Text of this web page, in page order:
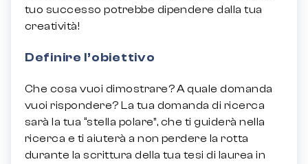
tuo successo potrebbe dipendere dalla tua
creatività!
Definire l’obiettivo
Che cosa vuoi dimostrare? A quale domanda
vuoi rispondere? La tua domanda di ricerca
sarà la tua “stella polare”, che ti guiderà nella
ricerca e ti aiuterà a non perdere la rotta
durante la scrittura della tua tesi di laurea in